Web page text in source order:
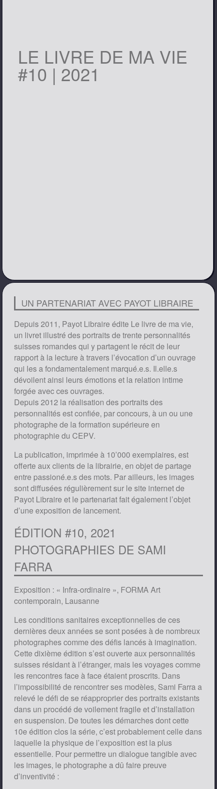
LE LIVRE DE MA VIE
#10 | 2021
UN PARTENARIAT AVEC PAYOT LIBRAIRE
Depuis 2011, Payot Libraire édite Le livre de ma vie,
un livret illustré des portraits de trente personnalités
suisses romandes qui y partagent le récit de leur
rapport à la lecture à travers l’évocation d’un ouvrage
qui les a fondamentalement marqué.e.s. Il.elle.s
dévoilent ainsi leurs émotions et la relation intime
forgée avec ces ouvrages.
Depuis 2012 la réalisation des portraits des
personnalités est confiée, par concours, à un ou une
photographe de la formation supérieure en
photographie du CEPV.
La publication, imprimée à 10’000 exemplaires, est
offerte aux clients de la librairie, en objet de partage
entre passioné.e.s des mots. Par ailleurs, les images
sont diffusées régulièrement sur le site internet de
Payot Libraire et le partenariat fait également l’objet
d’une exposition de lancement.
ÉDITION #10, 2021
PHOTOGRAPHIES DE SAMI
FARRA
Exposition : « Infra-ordinaire », FORMA Art
contemporain, Lausanne
Les conditions sanitaires exceptionnelles de ces
dernières deux années se sont posées à de nombreux
photographes comme des défis lancés à imagination.
Cette dixième édition s’est ouverte aux personnalités
suisses résidant à l’étranger, mais les voyages comme
les rencontres face à face étaient proscrits. Dans
l’impossibilité de rencontrer ses modèles, Sami Farra a
relevé le défi de se réapproprier des portraits existants
dans un procédé de voilement fragile et d’installation
en suspension. De toutes les démarches dont cette
10e édition clos la série, c’est probablement celle dans
laquelle la physique de l’exposition est la plus
essentielle. Pour permettre un dialogue tangible avec
les images, le photographe a dû faire preuve
d’inventivité :